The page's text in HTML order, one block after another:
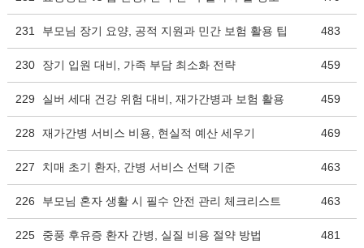
231 부모님 장기 요양, 공적 지원과 민간 보험 활용 팁 483
230 장기 입원 대비, 가족 부담 최소화 전략 459
229 실버 세대 건강 위험 대비, 재가간병과 보험 활용 459
228 재가간병 서비스 비용, 현실적 예산 세우기 469
227 치매 초기 환자, 간병 서비스 선택 기준 463
226 부모님 혼자 생활 시 필수 안전 관리 체크리스트 463
225 중풍 후유증 환자 간병, 실질 비용 절약 방법 481